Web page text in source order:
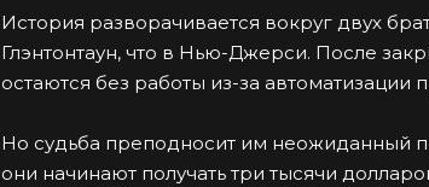
История разворачивается вокруг двух
Глэнтонтаун, что в Нью-Джерси. После
остаются без работы из-за автоматизации
Но судьба преподносит им неожиданный
они начинают получать три тысячи